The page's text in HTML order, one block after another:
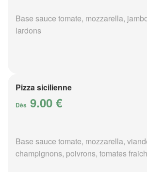
Base sauce tomate, mozzarella,
lardons
Pizza sicilienne
Dès 9.00 €
Base sauce tomate, mozzarella,
champignons, poivrons, tomates